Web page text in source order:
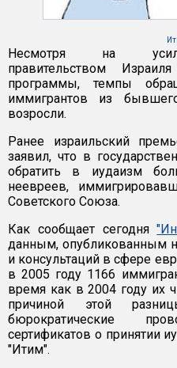
Несмотря на
правительством
программы, темпы
иммигрантов из
возросли.
Ранее израильский
заявил, что в
обратить в иудаизм
неевреев,
Советского Союза.
Как сообщает сегодня
данным, опубликованным
и консультаций в сфере
в 2005 году 1166
время как в 2004 году их
причиной этой
бюрократические
сертификатов о принятии
"Итим".